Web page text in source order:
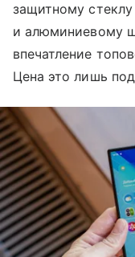
защитному
и алюминиевому
впечатление
Цена это лишь